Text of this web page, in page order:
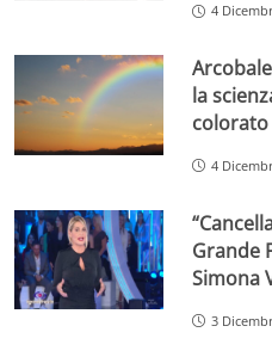
4
la
colorato
4
Grande
Simona
3